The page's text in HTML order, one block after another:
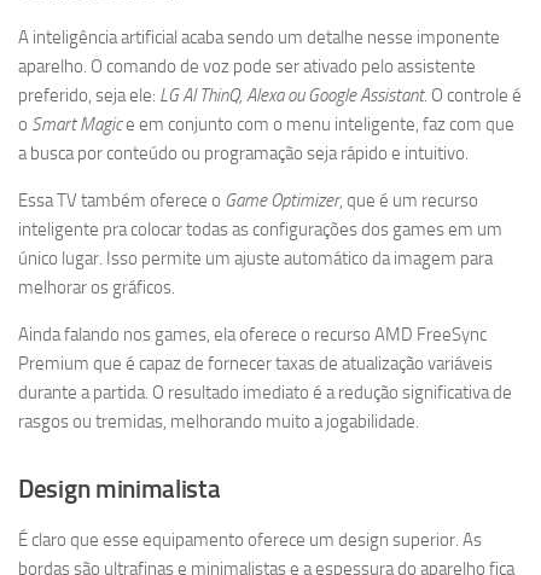
A inteligência artificial acaba sendo um detalhe nesse imponente
aparelho. O comando de voz pode ser ativado pelo assistente
preferido, seja ele: LG AI ThinQ, Alexa ou Google Assistant. O controle é
o Smart Magice em conjunto com o menu inteligente, faz com que
a busca por conteúdo ou programação seja rápido e intuitivo.
Essa TV também oferece o Game Optimizer, que é um recurso
inteligente pra colocar todas as configurações dos games em um
único lugar. Isso permite um ajuste automático da imagem para
melhorar os gráficos.
Ainda falando nos games, ela oferece o recurso AMD FreeSync
Premium que é capaz de fornecer taxas de atualização variáveis
durante a partida. O resultado imediato é a redução significativa de
rasgos ou tremidas, melhorando muito a jogabilidade.
Design minimalista
É claro que esse equipamento oferece um design superior. As
bordas são ultrafinas e minimalistas e a espessura do aparelho fica